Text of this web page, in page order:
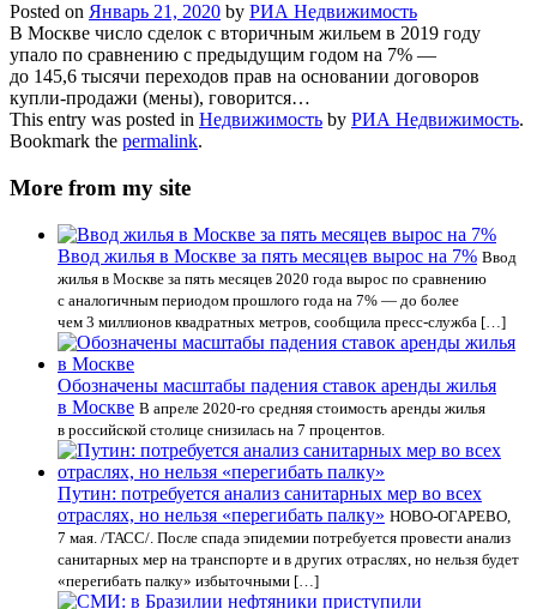
Posted on Январь 21, 2020 by РИА Недвижимость
В Москве число сделок с вторичным жильем в 2019 году
упало по сравнению с предыдущим годом на 7% —
до 145,6 тысячи переходов прав на основании договоров
купли-продажи (мены), говорится…
This entry was posted in Недвижимость by РИА Недвижимость.
Bookmark the permalink.
More from my site
Ввод жилья в Москве за пять месяцев вырос на 7% Ввод
жилья в Москве за пять месяцев 2020 года вырос по сравнению
с аналогичным периодом прошлого года на 7% — до более
чем 3 миллионов квадратных метров, сообщила пресс-служба […]
Обозначены масштабы падения ставок аренды жилья
в Москве В апреле 2020-го средняя стоимость аренды жилья
в российской столице снизилась на 7 процентов.
Путин: потребуется анализ санитарных мер во всех
отраслях, но нельзя «перегибать палку» НОВО-ОГАРЕВО,
7 мая. /ТАСС/. После спада эпидемии потребуется провести анализ
санитарных мер на транспорте и в других отраслях, но нельзя будет
«перегибать палку» избыточными […]